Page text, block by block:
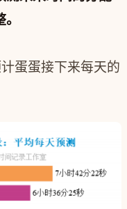
蛋蛋接下来每天的